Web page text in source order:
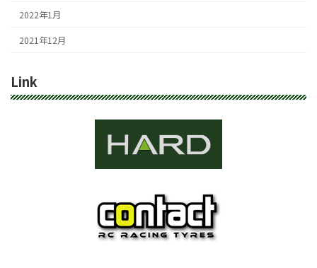
2022年1月
2021年12月
Link